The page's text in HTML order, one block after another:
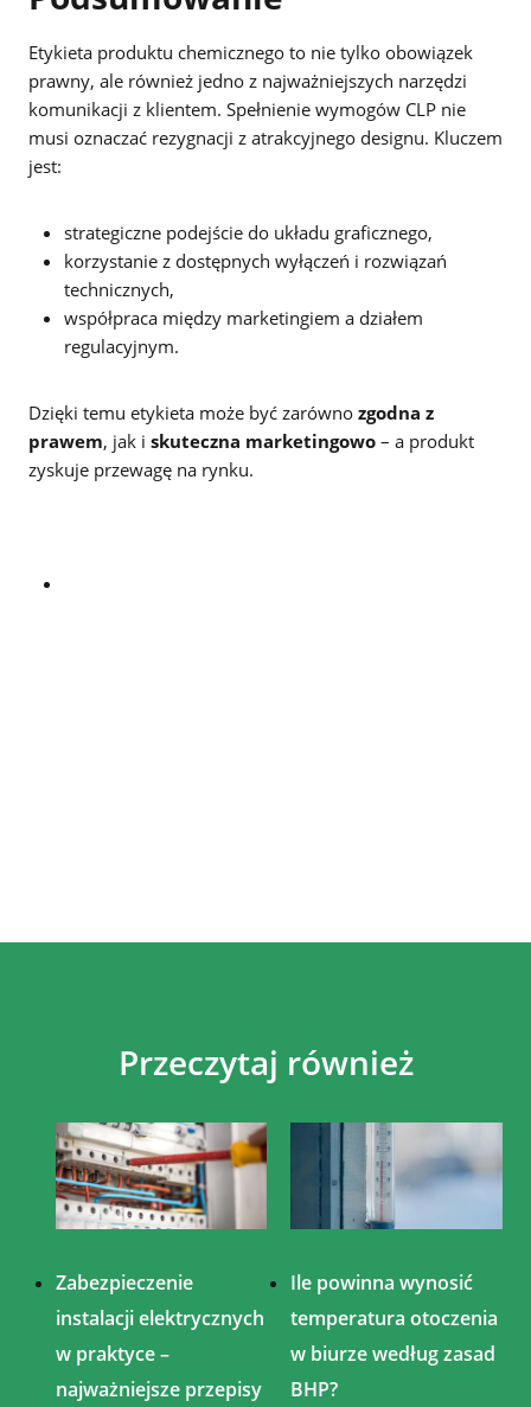
Etykieta produktu chemicznego to nie tylko obowiązek
prawny, ale również jedno z najważniejszych narzędzi
komunikacji z klientem. Spełnienie wymogów CLP nie
musi oznaczać rezygnacji z atrakcyjnego designu. Kluczem
jest:
strategiczne podejście do układu graficznego,
korzystanie z dostępnych wyłączeń i rozwiązań
technicznych,
współpraca między marketingiem a działem
regulacyjnym.
Dzięki temu etykieta może być zarówno zgodna z
prawem, jak i skuteczna marketingowo – a produkt
zyskuje przewagę na rynku.
Przeczytaj również
Zabezpieczenie
instalacji elektrycznych
w praktyce –
najważniejsze przepisy
Ile powinna wynosić
temperatura otoczenia
w biurze według zasad
BHP?